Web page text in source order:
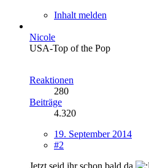
Inhalt melden
Nicole
USA-Top of the Pop
Reaktionen
280
Beiträge
4.320
19. September 2014
#2
Jetzt seid ihr schon bald da